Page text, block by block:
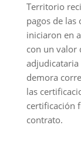
Territorio
pagos de las
iniciaron en
con un valor
demora
las
certificación
contrato.